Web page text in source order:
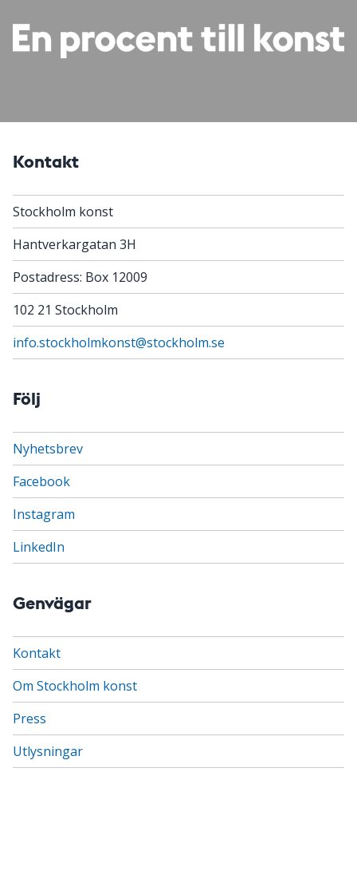
Kontakt
Stockholm konst
Hantverkargatan 3H
Postadress: Box 12009
102 21 Stockholm
info.stockholmkonst@stockholm.se
Följ
Nyhetsbrev
Facebook
Instagram
LinkedIn
Genvägar
Kontakt
Om Stockholm konst
Press
Utlysningar